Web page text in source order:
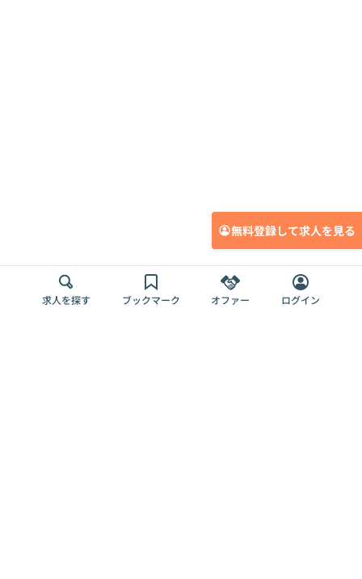
無料登録して求人を見る
求人を探す ブックマーク オファー ログイン